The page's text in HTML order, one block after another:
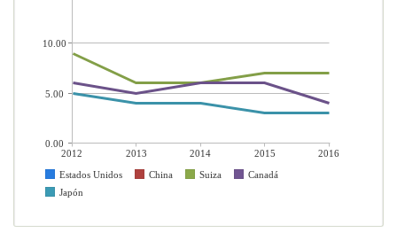
2012 2013 2014 2015
2016
Estados Unidos
China Suiza
Canadá
Japón
10.00
5.00
0.00